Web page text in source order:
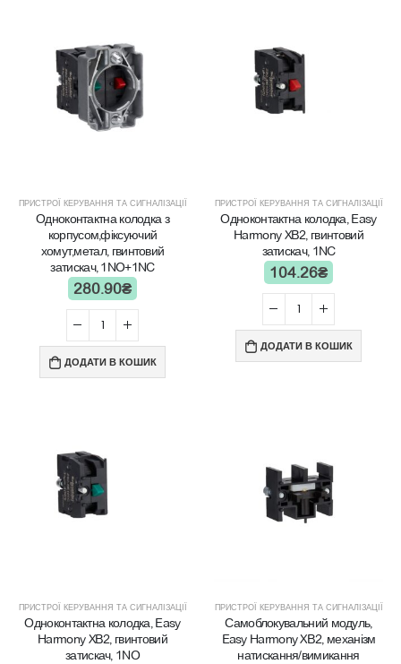
ПРИСТРОЇ КЕРУВАННЯ ТА СИГНАЛІЗАЦІЇ
Одноконтактна колодка з
корпусом,фіксуючий
хомут,метал, гвинтовий
затискач, 1NO+1NC
280.90₴
ДОДАТИ В КОШИК
ПРИСТРОЇ КЕРУВАННЯ ТА СИГНАЛІЗАЦІЇ
Одноконтактна колодка, Easy
Harmony XB2, гвинтовий
затискач, 1NC
104.26₴
ДОДАТИ В КОШИК
ПРИСТРОЇ КЕРУВАННЯ ТА СИГНАЛІЗАЦІЇ
Одноконтактна колодка, Easy
Harmony XB2, гвинтовий
затискач, 1NO
ПРИСТРОЇ КЕРУВАННЯ ТА СИГНАЛІЗАЦІЇ
Самоблокувальний модуль,
Easy Harmony XB2, механізм
натискання/вимикання